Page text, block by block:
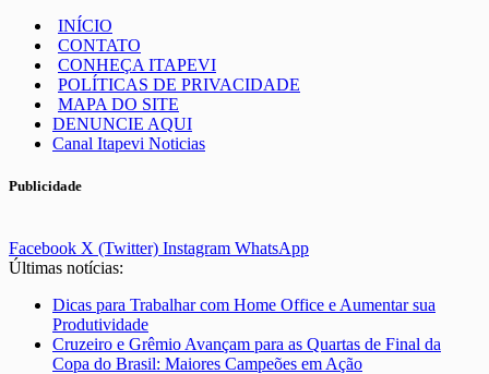
INÍCIO
CONTATO
CONHEÇA ITAPEVI
POLÍTICAS DE PRIVACIDADE
MAPA DO SITE
DENUNCIE AQUI
Canal Itapevi Noticias
Publicidade
Facebook X (Twitter) Instagram WhatsApp
Últimas notícias:
Dicas para Trabalhar com Home Office e Aumentar sua
Produtividade
Cruzeiro e Grêmio Avançam para as Quartas de Final da
Copa do Brasil: Maiores Campeões em Ação